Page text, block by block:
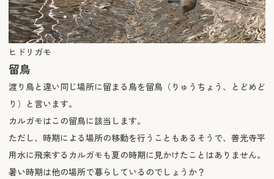
ヒドリガモ
留鳥
渡り鳥と違い同じ場所に留まる鳥を留鳥（りゅうちょう、とどめど
り）と言います。
カルガモはこの留鳥に該当します。
ただし、時期による場所の移動を行うこともあるそうで、善光寺平
用水に飛来するカルガモも夏の時期に見かけたことはありません。
暑い時期は他の場所で暮らしているのでしょうか？